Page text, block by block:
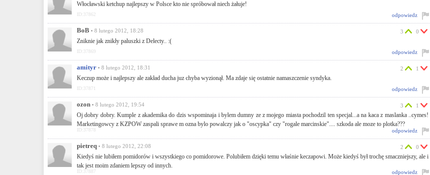
Włocławski ketchup najlepszy w Polsce kto nie spróbował niech żałuje!
odpowiedz
ID:37862
BoB • 8 lutego 2012, 18:28
Zniknie jak znikły paluszki z Delecty.. :(
3 0
odpowiedz
ID:37869
amityr • 8 lutego 2012, 18:31
Keczup może i najlepszy ale zakład ducha juz chyba wyzionął. Ma zdaje się ostatnie namaszczenie syndyka.
2 1
odpowiedz
ID:37871
ozon • 8 lutego 2012, 19:54
Oj dobry dobry. Kumple z akademika do dzis wspominaja i bylem dumny ze z mojego miasta pochodzil ten specjal...a na kaca z maslanka ..cymes!
Marketingowcy z KZPOW zaspali sprawe m ozna bylo powalczy jak o "oscypka" czy "rogale marcinskie".... szkoda ale moze to plotka???
3 1
odpowiedz
ID:37878
pietreq • 8 lutego 2012, 22:08
Kiedyś nie lubiłem pomidorów i wszystkiego co pomidorowe. Polubiłem dzięki temu właśnie keczapowi. Może kiedyś był trochę smaczniejszy, ale i
tak jest moim zdaniem lepszy od innych.
2 0
odpowiedz
ID:37887